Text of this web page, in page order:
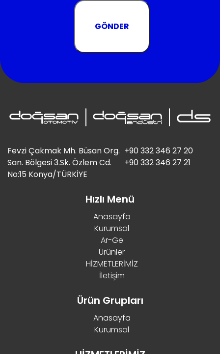
GÖNDER
Fevzi Çakmak Mh. Büsan Org.
San. Bölgesi 3.Sk. Özlem Cd.
No:15 Konya/TÜRKİYE
+90 332 346 27 20
+90 332 346 27 21
Hızlı Menü
Anasayfa
Kurumsal
Ar-Ge
Ürünler
HİZMETLERİMİZ
İletişim
Ürün Grupları
Anasayfa
Kurumsal